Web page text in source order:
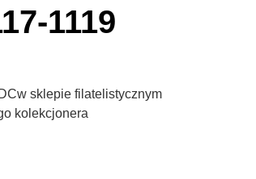
1119
sklepie filatelistycznym
kolekcjonera